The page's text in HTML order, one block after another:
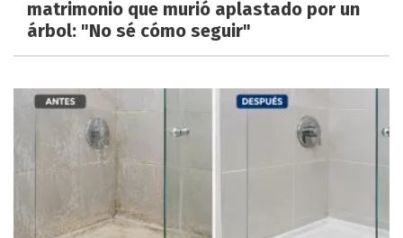
matrimonio que murió aplastado por un
árbol: "No sé cómo seguir"